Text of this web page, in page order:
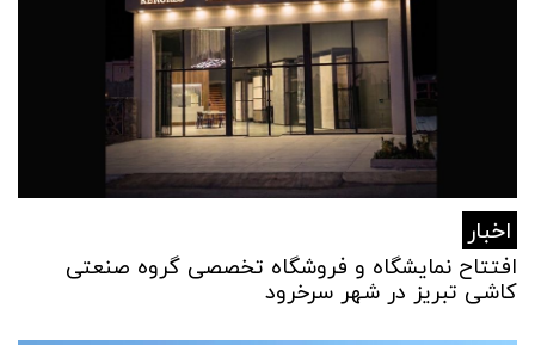
اخبار
افتتاح نمایشگاه و فروشگاه تخصصی گروه صنعتی
کاشی تبریز در شهر سرخرود